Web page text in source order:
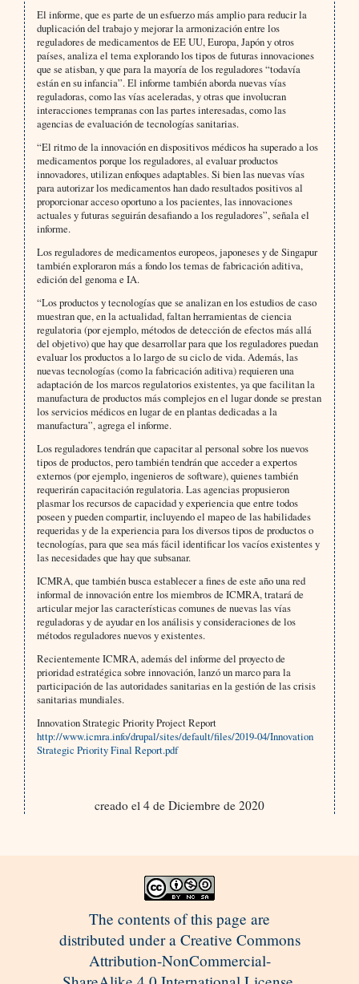
El informe, que es parte de un esfuerzo más amplio para reducir la
duplicación del trabajo y mejorar la armonización entre los
reguladores de medicamentos de EE UU, Europa, Japón y otros
países, analiza el tema explorando los tipos de futuras innovaciones
que se atisban, y que para la mayoría de los reguladores “todavía
están en su infancia”. El informe también aborda nuevas vías
reguladoras, como las vías aceleradas, y otras que involucran
interacciones tempranas con las partes interesadas, como las
agencias de evaluación de tecnologías sanitarias.
“El ritmo de la innovación en dispositivos médicos ha superado a los
medicamentos porque los reguladores, al evaluar productos
innovadores, utilizan enfoques adaptables. Si bien las nuevas vías
para autorizar los medicamentos han dado resultados positivos al
proporcionar acceso oportuno a los pacientes, las innovaciones
actuales y futuras seguirán desafiando a los reguladores”, señala el
informe.
Los reguladores de medicamentos europeos, japoneses y de Singapur
también exploraron más a fondo los temas de fabricación aditiva,
edición del genoma e IA.
“Los productos y tecnologías que se analizan en los estudios de caso
muestran que, en la actualidad, faltan herramientas de ciencia
regulatoria (por ejemplo, métodos de detección de efectos más allá
del objetivo) que hay que desarrollar para que los reguladores puedan
evaluar los productos a lo largo de su ciclo de vida. Además, las
nuevas tecnologías (como la fabricación aditiva) requieren una
adaptación de los marcos regulatorios existentes, ya que facilitan la
manufactura de productos más complejos en el lugar donde se prestan
los servicios médicos en lugar de en plantas dedicadas a la
manufactura”, agrega el informe.
Los reguladores tendrán que capacitar al personal sobre los nuevos
tipos de productos, pero también tendrán que acceder a expertos
externos (por ejemplo, ingenieros de software), quienes también
requerirán capacitación regulatoria. Las agencias propusieron
plasmar los recursos de capacidad y experiencia que entre todos
poseen y pueden compartir, incluyendo el mapeo de las habilidades
requeridas y de la experiencia para los diversos tipos de productos o
tecnologías, para que sea más fácil identificar los vacíos existentes y
las necesidades que hay que subsanar.
ICMRA, que también busca establecer a fines de este año una red
informal de innovación entre los miembros de ICMRA, tratará de
articular mejor las características comunes de nuevas las vías
reguladoras y de ayudar en los análisis y consideraciones de los
métodos reguladores nuevos y existentes.
Recientemente ICMRA, además del informe del proyecto de
prioridad estratégica sobre innovación, lanzó un marco para la
participación de las autoridades sanitarias en la gestión de las crisis
sanitarias mundiales.
Innovation Strategic Priority Project Report
http://www.icmra.info/drupal/sites/default/files/2019-04/Innovation
Strategic Priority Final Report.pdf
creado el 4 de Diciembre de 2020
The contents of this page are
distributed under a Creative Commons
Attribution-NonCommercial-